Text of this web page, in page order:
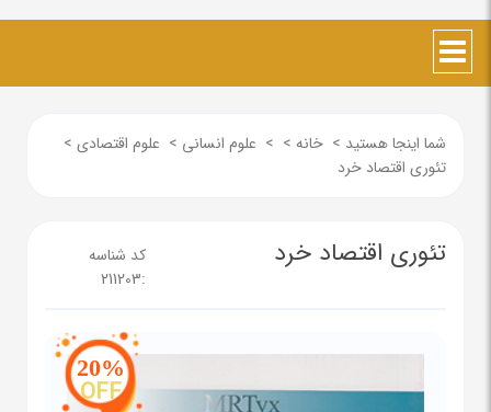
شما اینجا هستید > خانه >
> علوم انسانی > علوم اقتصادی >
تئوری اقتصاد خرد
تئوری اقتصاد خرد
کد شناسه
:
211203
20%
OFF